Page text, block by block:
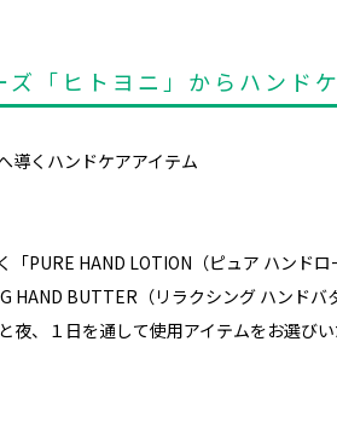
「ヒトヨニ」からハンド
導くハンドケアアイテム
PURE HAND LOTION（ピュア ハンド
BUTTER（リラクシング ハンドバ
、１日を通して使用アイテムをお選び